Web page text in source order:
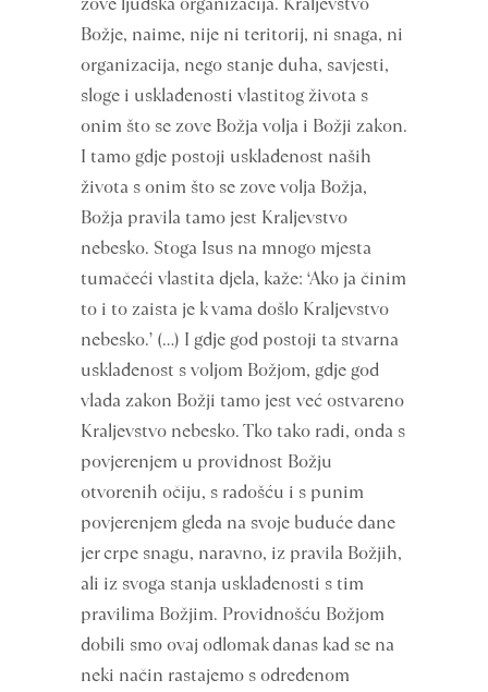
Božje, naime, nije ni teritorij, ni snaga, ni
organizacija, nego stanje duha, savjesti,
sloge i usklađenosti vlastitog života s
onim što se zove Božja volja i Božji zakon.
I tamo gdje postoji usklađenost naših
života s onim što se zove volja Božja,
Božja pravila tamo jest Kraljevstvo
nebesko. Stoga Isus na mnogo mjesta
tumačeći vlastita djela, kaže: ‘Ako ja činim
to i to zaista je k vama došlo Kraljevstvo
nebesko.’ (…) I gdje god postoji ta stvarna
usklađenost s voljom Božjom, gdje god
vlada zakon Božji tamo jest već ostvareno
Kraljevstvo nebesko. Tko tako radi, onda s
povjerenjem u providnost Božju
otvorenih očiju, s radošću i s punim
povjerenjem gleda na svoje buduće dane
jer crpe snagu, naravno, iz pravila Božjih,
ali iz svoga stanja usklađenosti s tim
pravilima Božjim. Providnošću Božjom
dobili smo ovaj odlomak danas kad se na
neki način rastajemo s određenom